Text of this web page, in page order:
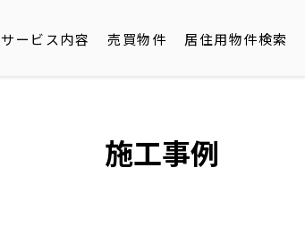
サービス内容 売買物件 居住用物件検索
施工事例